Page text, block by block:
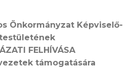
Önkormányzat Képviselő-
FELHÍVÁSA
támogatására